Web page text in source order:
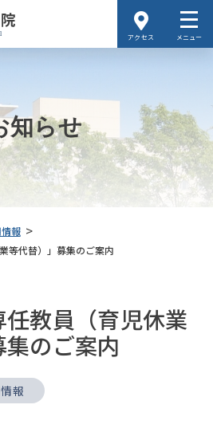
アクセス メニュー
知らせ
報 >
等代替）」募集のご案内
任教員（育児休業
のご案内
報